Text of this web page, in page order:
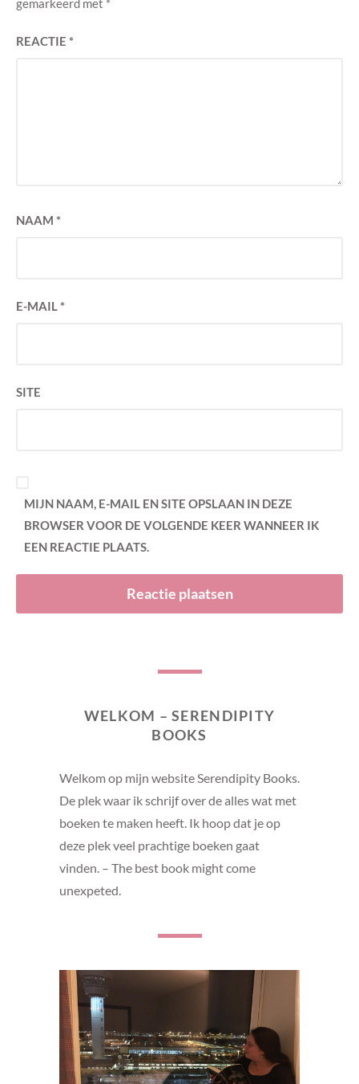
gemarkeerd met *
REACTIE *
NAAM *
E-MAIL*
SITE
MIJN NAAM, E-MAIL EN SITE OPSLAAN IN DEZE
BROWSER VOOR DE VOLGENDE KEER WANNEER IK
EEN REACTIE PLAATS.
WELKOM – SERENDIPITY
BOOKS
Welkom op mijn website Serendipity Books.
De plek waar ik schrijf over de alles wat met
boeken te maken heeft. Ik hoop dat je op
deze plek veel prachtige boeken gaat
vinden. – The best book might come
unexpeted.